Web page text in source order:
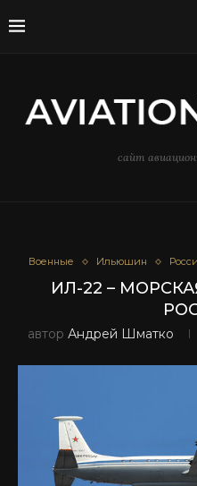
сайт
Военные Ильюшин
ИЛ-22 –
автор Андрей Шматко